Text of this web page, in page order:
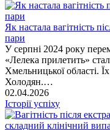
Як настала вагітність
пари
У серпні 2024 року
«Лелека прилетить»
Хмельницької області.
Холодян.…
02.04.2026
Історії успіху